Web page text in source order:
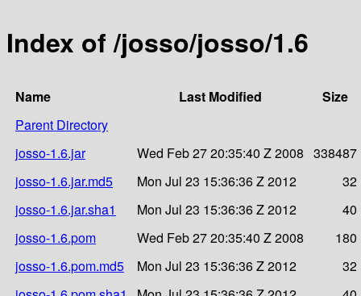
Index of /josso/josso/1.6
Name Last Modified
Size
Parent Directory
josso-1.6.jar
Wed Feb 27 20:35:40 Z 2008 338487
josso-1.6.jar.md5
Mon Jul 23 15:36:36 Z 2012
32
josso-1.6.jar.sha1
Mon Jul 23 15:36:36 Z 2012
40
josso-1.6.pom
Wed Feb 27 20:35:40 Z 2008
180
josso-1.6.pom.md5
Mon Jul 23 15:36:36 Z 2012
32